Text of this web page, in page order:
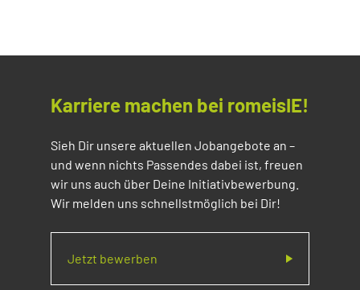
Karriere machen bei romeisIE!
Sieh Dir unsere aktuellen Jobangebote an –
und wenn nichts Passendes dabei ist, freuen
wir uns auch über Deine Initiativbewerbung.
Wir melden uns schnellstmöglich bei Dir!
Jetzt bewerben